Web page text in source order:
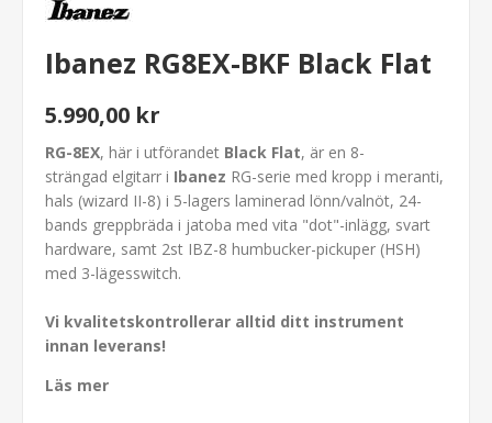
Ibanez RG8EX-BKF Black Flat
5.990,00 kr
RG-8EX, här i utförandet Black Flat, är en 8-
strängad elgitarr i Ibanez RG-serie med kropp i meranti,
hals (wizard II-8) i 5-lagers laminerad lönn/valnöt, 24-
bands greppbräda i jatoba med vita "dot"-inlägg, svart
hardware, samt 2st IBZ-8 humbucker-pickuper (HSH)
med 3-lägesswitch.
Vi kvalitetskontrollerar alltid ditt instrument
innan leverans!
Läs mer